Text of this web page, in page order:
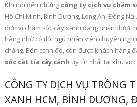
Khi nói đến những công ty dịch vụ chăm
Hồ Chí Minh, Bình Dương, Long An, Đồng
đơn vị chăm sóc cây xanh đang nhận được
hàng nhờ có đội ngũ nhân viên chuyên
chăng. Bên cạnh đó, còn được khách hàng
sóc cắt tỉa cây cảnh uy tín nhất tại khu
CÔNG TY DỊCH VỤ TRỒNG
XANH HCM, BÌNH DƯƠNG,